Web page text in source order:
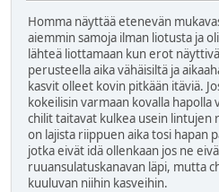
Homma näyttää etenevän
aiemmin samoja ilman liotusta ja
lähteä liottamaan kun erot
perusteella aika vähäisiltä ja
kasvit olleet kovin pitkään itäviä.
kokeilisin varmaan kovalla hapolla
chilit taitavat kulkea usein lintujen
on lajista riippuen aika tosi hapan
jotka eivät idä ollenkaan jos ne
ruuansulatuskanavan läpi, mutta
kuuluvan niihin kasveihin.